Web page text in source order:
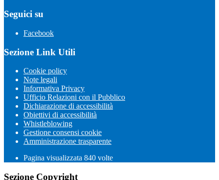
Seguici su
Facebook
Sezione Link Utili
Cookie policy
Note legali
Informativa Privacy
Ufficio Relazioni con il Pubblico
Dichiarazione di accessibilità
Obiettivi di accessibilità
Whistleblowing
Gestione consensi cookie
Amministrazione trasparente
Pagina visualizzata 840 volte
Sezione Copyright